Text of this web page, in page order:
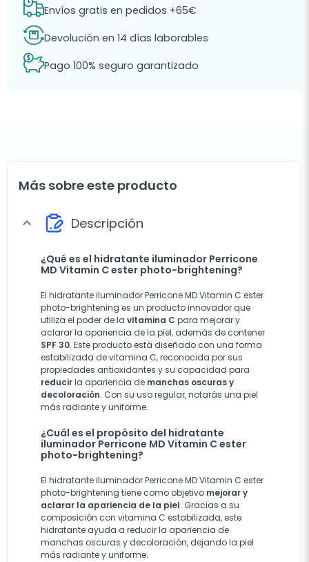
Envíos gratis en pedidos +65€
Devolución en 14 días laborables
Pago 100% seguro garantizado
Más sobre este producto
expand_more Descripción
¿Qué es el hidratante iluminador Perricone
MD Vitamin C ester photo-brightening?
El hidratante iluminador Perricone MD Vitamin C ester
photo-brightening es un producto innovador que
utiliza el poder de la vitamina C para mejorar y
aclarar la apariencia de la piel, además de contener
SPF 30. Este producto está diseñado con una forma
estabilizada de vitamina C, reconocida por sus
propiedades antioxidantes y su capacidad para
reducirla apariencia de manchas oscuras y
decoloración. Con su uso regular, notarás una piel
más radiante y uniforme.
¿Cuál es el propósito del hidratante
iluminador Perricone MD Vitamin C ester
photo-brightening?
El hidratante iluminador Perricone MD Vitamin C ester
photo-brightening tiene como objetivo mejorar y
aclarar la apariencia de la piel. Gracias a su
composición con vitamina C estabilizada, este
hidratante ayuda a reducir la apariencia de
manchas oscuras y decoloración, dejando la piel
más radiante y uniforme.